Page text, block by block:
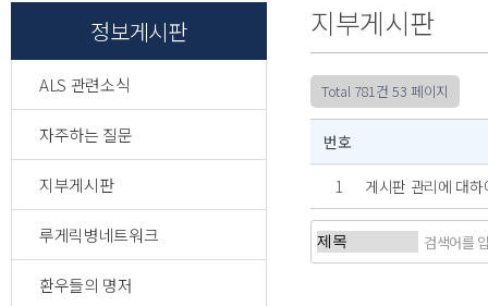
정보게시판
ALS 관련소식
자주하는 질문
지부게시판
루게릭병네트워크
환우들의 명저
지부게시판
Total 781건 53 페이지
번호
1 게시판 관리에 대